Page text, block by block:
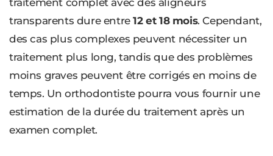
traitement complet avec des aligneurs
transparents dure entre12 et 18 mois. Cependant,
des cas plus complexes peuvent nécessiter un
traitement plus long, tandis que des problèmes
moins graves peuvent être corrigés en moins de
temps. Un orthodontiste pourra vous fournir une
estimation de la durée du traitement après un
examen complet.